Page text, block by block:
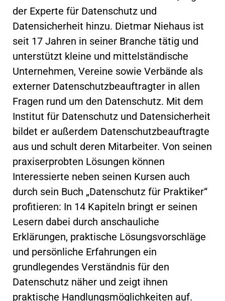
der Experte für Datenschutz und
Datensicherheit hinzu. Dietmar Niehaus ist
seit 17 Jahren in seiner Branche tätig und
unterstützt kleine und mittelständische
Unternehmen, Vereine sowie Verbände als
externer Datenschutzbeauftragter in allen
Fragen rund um den Datenschutz. Mit dem
Institut für Datenschutz und Datensicherheit
bildet er außerdem Datenschutzbeauftragte
aus und schult deren Mitarbeiter. Von seinen
praxiserprobten Lösungen können
Interessierte neben seinen Kursen auch
durch sein Buch „Datenschutz für Praktiker“
profitieren: In 14 Kapiteln bringt er seinen
Lesern dabei durch anschauliche
Erklärungen, praktische Lösungsvorschläge
und persönliche Erfahrungen ein
grundlegendes Verständnis für den
Datenschutz näher und zeigt ihnen
praktische Handlungsmöglichkeiten auf.